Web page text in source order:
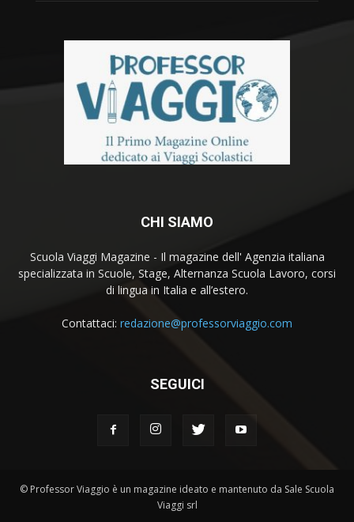
CHI SIAMO
Scuola Viaggi Magazine - Il magazine dell' Agenzia italiana
specializzata in Scuole, Stage, Alternanza Scuola Lavoro, corsi
di lingua in Italia e all’estero.
Contattaci: redazione@professorviaggio.com
SEGUICI
© Professor Viaggio è un magazine ideato e mantenuto da Sale Scuola
Viaggi srl